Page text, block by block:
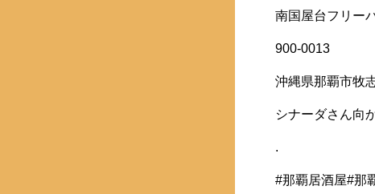
南国屋台フリー
900-0013
沖縄県那覇市牧
シナーダさん向
.
#那覇居酒屋#那